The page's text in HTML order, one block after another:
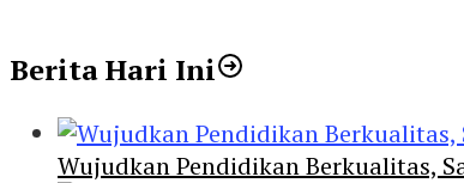
Berita Hari Ini
Wujudkan Pendidikan Berkualitas,